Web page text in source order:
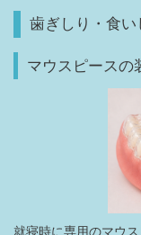
歯ぎしり・食
マウスピースの
就寝時に専用のマウ